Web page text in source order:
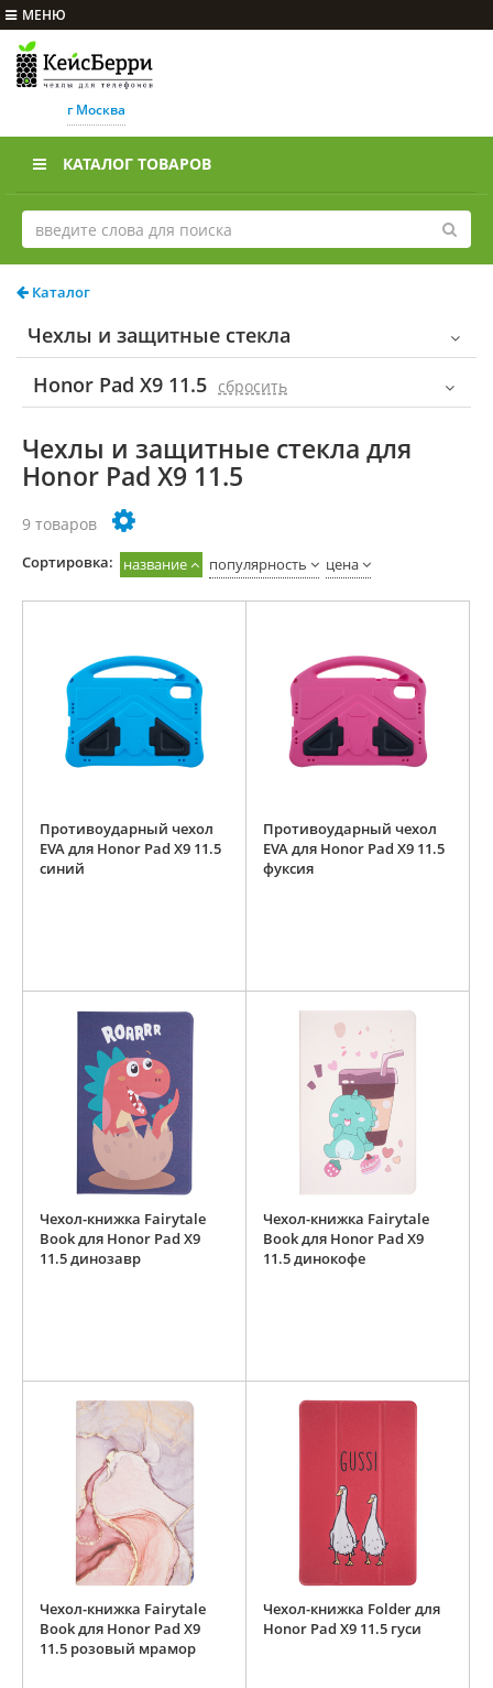
МЕНЮ
г Москва
КАТАЛОГ ТОВАРОВ
Каталог
Чехлы и защитные стекла
Honor Pad X9 11.5 cбросить
Чехлы и защитные стекла для
Honor Pad X9 11.5
9 товаров
Cортировка: название популярность цена
Противоударный чехол
EVA для Honor Pad X9 11.5
синий
Противоударный чехол
EVA для Honor Pad X9 11.5
фуксия
Чехол-книжка Fairytale
Book для Honor Pad X9
11.5 динозавр
Чехол-книжка Fairytale
Book для Honor Pad X9
11.5 динокофе
Чехол-книжка Fairytale
Book для Honor Pad X9
11.5 розовый мрамор
Чехол-книжка Folder для
Honor Pad X9 11.5 гуси